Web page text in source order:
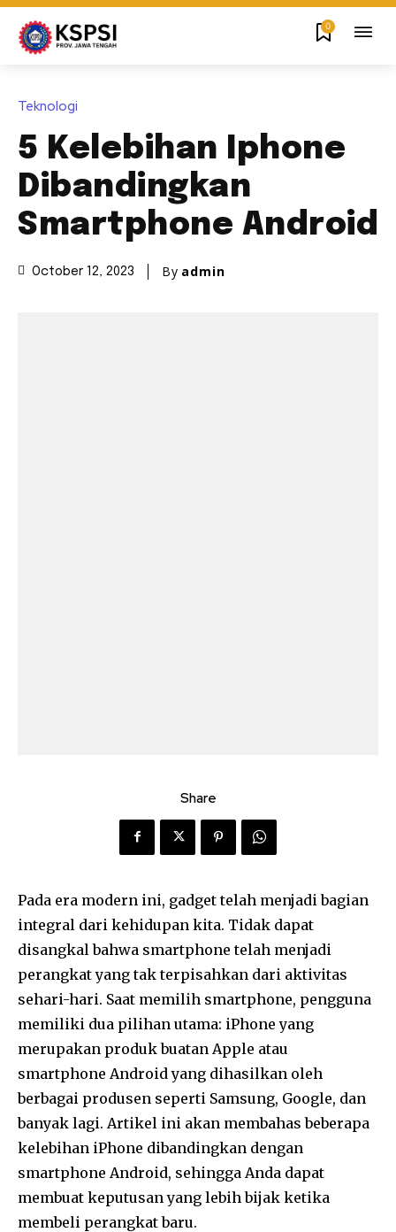
0
Teknologi
5 Kelebihan Iphone
Dibandingkan
Smartphone Android
October 12, 2023 By admin
Share
Pada era modern ini, gadget telah menjadi bagian
integral dari kehidupan kita. Tidak dapat
disangkal bahwa smartphone telah menjadi
perangkat yang tak terpisahkan dari aktivitas
sehari-hari. Saat memilih smartphone, pengguna
memiliki dua pilihan utama: iPhone yang
merupakan produk buatan Apple atau
smartphone Android yang dihasilkan oleh
berbagai produsen seperti Samsung, Google, dan
banyak lagi. Artikel ini akan membahas beberapa
kelebihan iPhone dibandingkan dengan
smartphone Android, sehingga Anda dapat
membuat keputusan yang lebih bijak ketika
membeli perangkat baru.